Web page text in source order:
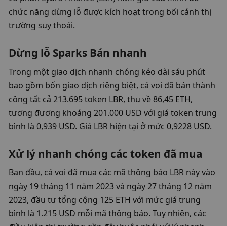
chức năng dừng lỗ được kích hoạt trong bối cảnh thị
trường suy thoái.
Dừng lỗ Sparks Bán nhanh
Trong một giao dịch nhanh chóng kéo dài sáu phút
bao gồm bốn giao dịch riêng biệt, cá voi đã bán thành
công tất cả 213.695 token LBR, thu về 86,45 ETH,
tương đương khoảng 201.000 USD với giá token trung
bình là 0,939 USD. Giá LBR hiện tại ở mức 0,9228 USD.
Xử lý nhanh chóng các token đã mua
Ban đầu, cá voi đã mua các mã thông báo LBR này vào
ngày 19 tháng 11 năm 2023 và ngày 27 tháng 12 năm
2023, đầu tư tổng cộng 125 ETH với mức giá trung
bình là 1.215 USD mỗi mã thông báo. Tuy nhiên, các